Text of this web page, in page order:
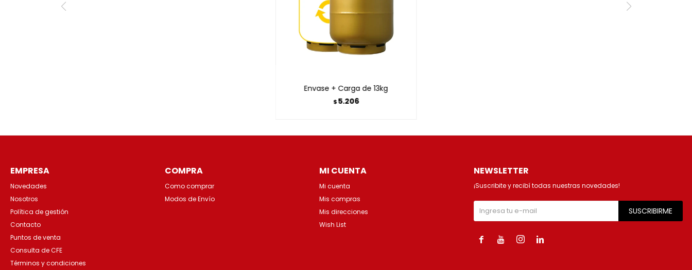
Envase + Carga de 13kg
$5.206
EMPRESA
Novedades
Nosotros
Política de gestión
Contacto
Puntos de venta
Consulta de CFE
Términos y condiciones
COMPRA
Como comprar
Modos de Envío
MI CUENTA
Mi cuenta
Mis compras
Mis direcciones
Wish List
NEWSLETTER
¡Suscribite y recibí todas nuestras novedades!
SUSCRIBIRME
   